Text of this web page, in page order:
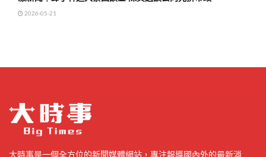
2026-05-21
大時事是一個全方位的新聞媒體網站，專注報導國內外的最新消